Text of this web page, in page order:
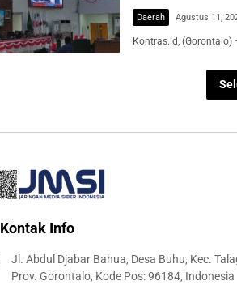
Daerah Agustus 11,
Kontras.id, (Gorontalo)
Kontak Info
Jl. Abdul Djabar Bahua, Desa Buhu, Kec.
Prov. Gorontalo, Kode Pos: 96184, Indonesia